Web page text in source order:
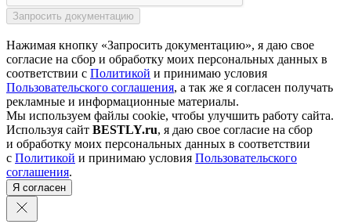
Нажимая кнопку «Запросить документацию», я даю свое
согласие на сбор и обработку моих персональных данных в
соответствии с Политикой и принимаю условия
Пользовательского соглашения, а так же я согласен получать
рекламные и информационные материалы.
Мы используем файлы cookie, чтобы улучшить работу сайта.
Используя сайт BESTLY.ru, я даю свое согласие на сбор
и обработку моих персональных данных в соответствии
с Политикой и принимаю условия Пользовательского
соглашения.
Я согласен